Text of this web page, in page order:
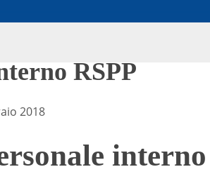
RSPP
2018
interno